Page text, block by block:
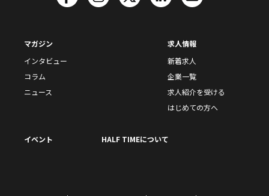
マガジン
インタビュー
コラム
ニュース
求人情報
新着求人
企業一覧
求人紹介を受ける
はじめての方へ
イベント HALF TIMEについて